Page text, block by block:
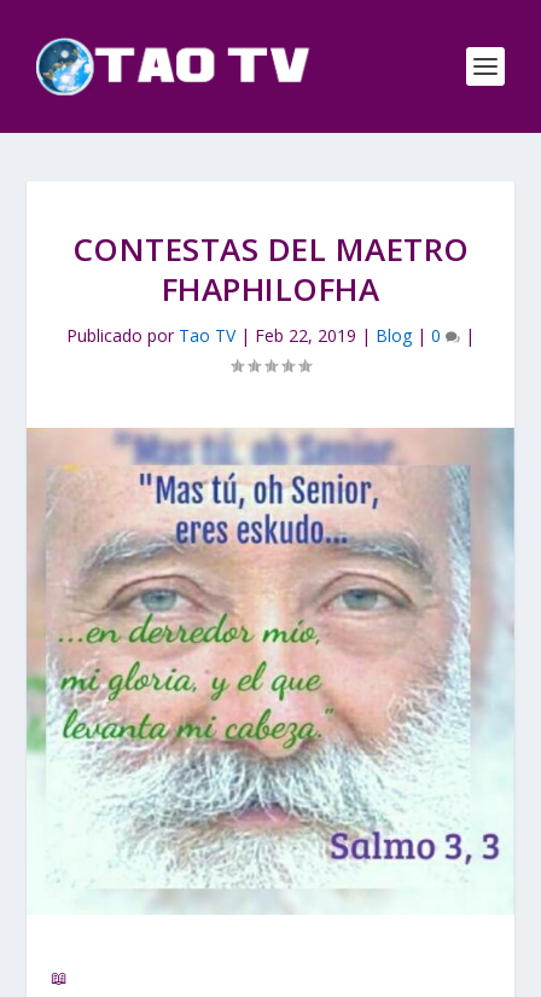
CONTESTAS DEL MAETRO
FHAPHILOFHA
Publicado por Tao TV| Feb 22, 2019 | Blog| 0 |
📖